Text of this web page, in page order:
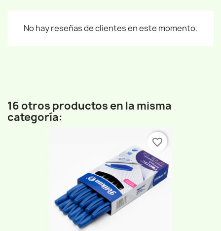
No hay reseñas de clientes en este momento.
16 otros productos en la misma
categoría:
favorite_border